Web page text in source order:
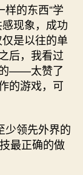
样的东西“学
现象，成功
是以往的单
后，我看过
的——太赞了
的游戏，可
少领先外界的
最正确的做